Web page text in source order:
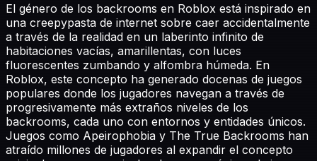
El género de los backrooms en Roblox está inspirado en
una creepypasta de internet sobre caer accidentalmente
a través de la realidad en un laberinto infinito de
habitaciones vacías, amarillentas, con luces
fluorescentes zumbando y alfombra húmeda. En
Roblox, este concepto ha generado docenas de juegos
populares donde los jugadores navegan a través de
progresivamente más extraños niveles de los
backrooms, cada uno con entornos y entidades únicos.
Juegos como Apeirophobia y The True Backrooms han
atraído millones de jugadores al expandir el concepto